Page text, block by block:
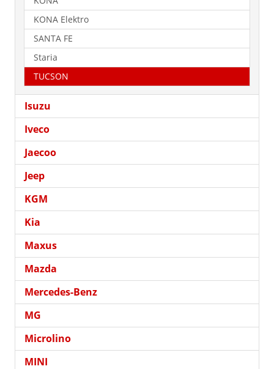
KONA Elektro
SANTA FE
Staria
TUCSON
Isuzu
Iveco
Jaecoo
Jeep
KGM
Kia
Maxus
Mazda
Mercedes-Benz
MG
Microlino
MINI